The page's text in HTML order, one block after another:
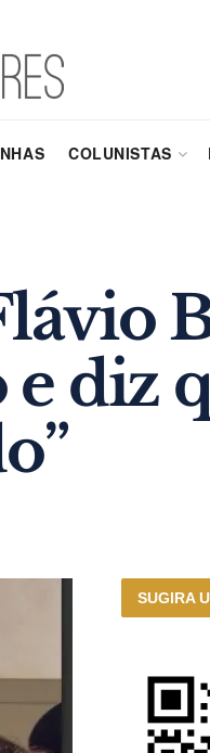
COLUNISTAS
diz
SUGIRA